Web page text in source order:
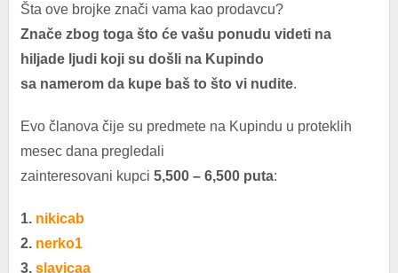
Šta ove brojke znači vama kao prodavcu?
Znače zbog toga što će vašu ponudu videti na
hiljade ljudi koji su došli na Kupindo
sa namerom da kupe baš to što vi nudite.
Evo članova čije su predmete na Kupindu u proteklih
mesec dana pregledali
zainteresovani kupci 5,500 – 6,500 puta:
1. nikicab
2. nerko1
3. slavicaa